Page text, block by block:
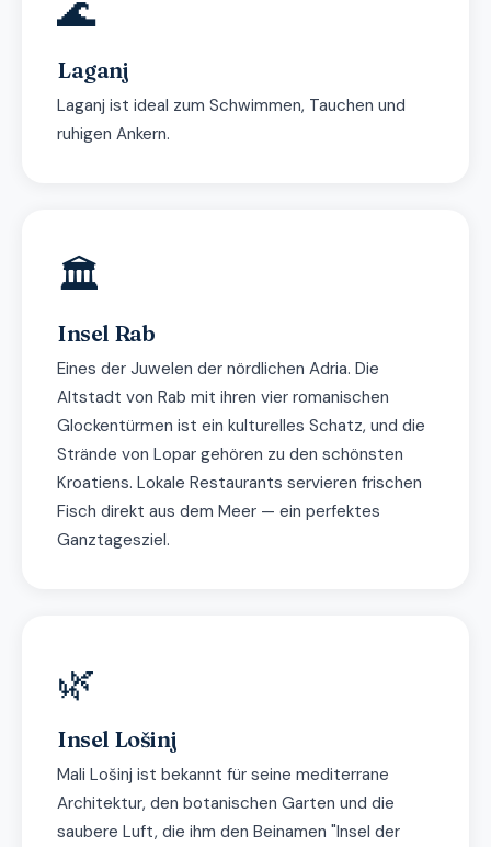
🌊
Laganj
Laganj ist ideal zum Schwimmen, Tauchen und
ruhigen Ankern.
🏛
Insel Rab
Eines der Juwelen der nördlichen Adria. Die
Altstadt von Rab mit ihren vier romanischen
Glockentürmen ist ein kulturelles Schatz, und die
Strände von Lopar gehören zu den schönsten
Kroatiens. Lokale Restaurants servieren frischen
Fisch direkt aus dem Meer — ein perfektes
Ganztagesziel.
🌿
Insel Lošinj
Mali Lošinj ist bekannt für seine mediterrane
Architektur, den botanischen Garten und die
saubere Luft, die ihm den Beinamen "Insel der